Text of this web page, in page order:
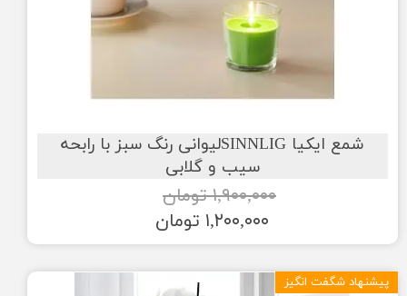
شمع ایکیا SINNLIGلیوانی رنگ سبز با رابحه
سیب و گلابی
۱,۹۰۰,۰۰۰ تومان
۱,۲۰۰,۰۰۰ تومان
پیشنهاد شگفت انگیز